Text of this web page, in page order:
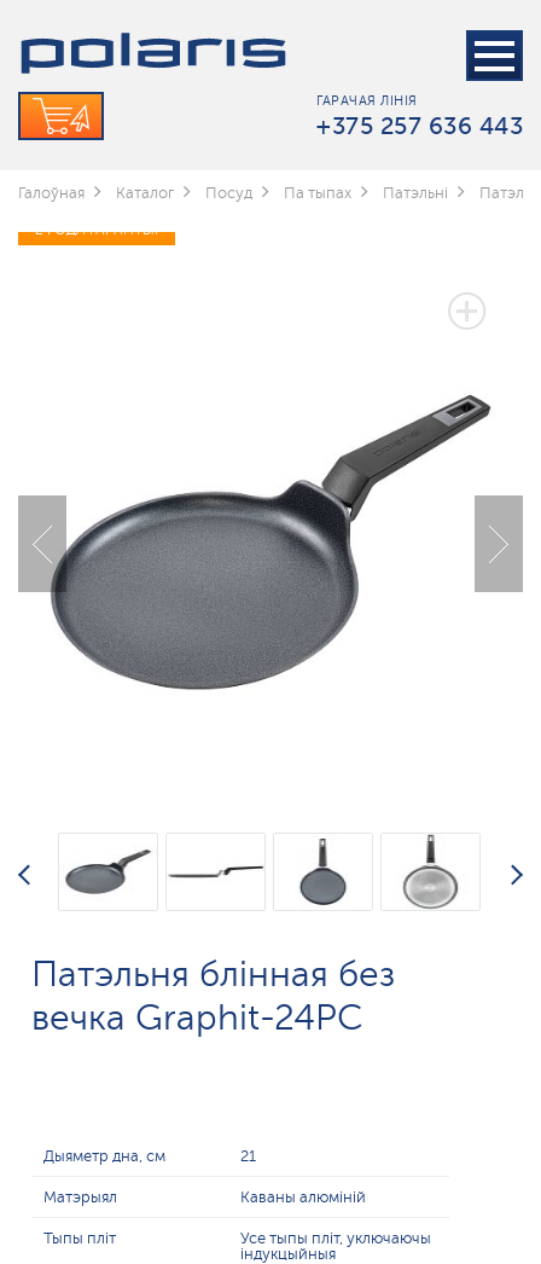
ГАРАЧАЯ ЛІНІЯ
+375 257 636 443
Галоўная Каталог Посуд Па тыпах Патэльні
2 ГОДА ГАРАНТЫІ
Патэльня блінная без
вечка Graphit-24PC
Дыяметр дна, см 21
Матэрыял Каваны алюміній
Тыпы пліт
Усе тыпы пліт, уключаючы
індукцыйныя